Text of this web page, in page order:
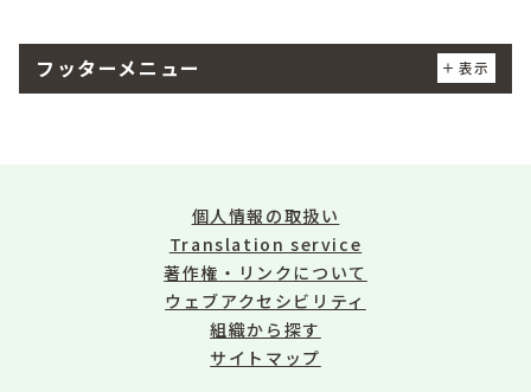
フッターメニュー 表示
個人情報の取扱い
Translation service
著作権・リンクについて
ウェブアクセシビリティ
組織から探す
サイトマップ